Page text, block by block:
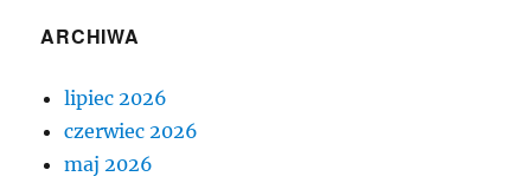
ARCHIWA
lipiec 2026
czerwiec 2026
maj 2026